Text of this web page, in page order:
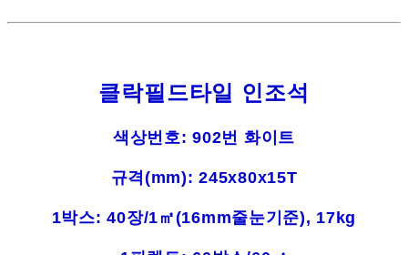
클락필드타일 인조석
색상번호: 902번 화이트
규격(mm): 245x80x15T
1박스: 40장/1㎡(16mm줄눈기준), 17kg